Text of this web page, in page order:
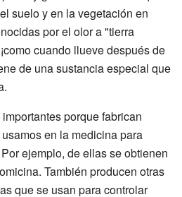
suelo y en la vegetación en
por el olor a "tierra
cuando llueve después de
de una sustancia especial que
porque fabrican
en la medicina para
ejemplo, de ellas se obtienen
También producen otras
que se usan para controlar